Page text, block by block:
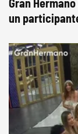
Gran
un